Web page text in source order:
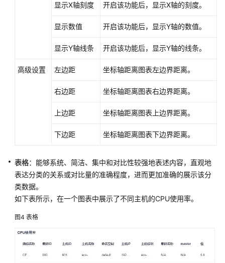
版）
告
警
控
日
显示X轴刻度 开启该功能后，显示X轴的刻度。
显示数值 开启该功能后，显示Y轴的数值。
显示Y轴线条 开启该功能后，显示Y轴的线条。
高级设置 左边距 坐标轴距离图表左边界距离。
右边距 坐标轴距离图表右边界距离。
上边距 坐标轴距离图表上边界距离。
下边距 坐标轴距离图表下边界距离。
表格：能够系统、简洁、集中和对比性较强地表述内容，直观地
表达分类的关系或对比量的准确程度，进而更加准确的展示该分
类数据。
如下表所示，在一个图表中展示了不同主机的CPU使用率。
图4 表格